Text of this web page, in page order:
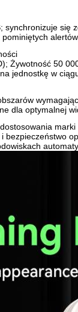
synchronizuje się
Żywotność 50
jednostkę w
dla optymalnej
bezpieczeństwo